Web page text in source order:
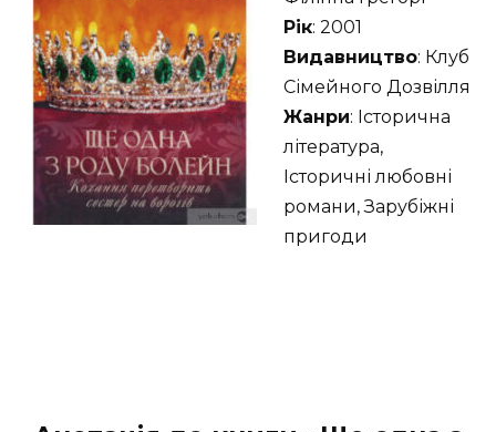
Рік: 2001
Видавництво: Клуб
Сімейного Дозвілля
Жанри: Історична
література,
Історичні любовні
романи, Зарубіжні
пригоди